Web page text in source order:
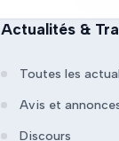
Actualités &
Toutes les
Avis et
Discours